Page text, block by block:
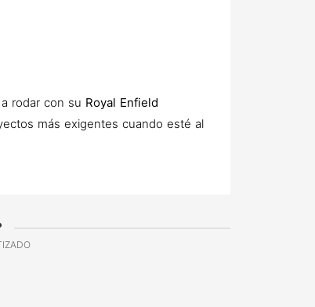
rodar con su Royal Enfield
más exigentes cuando esté al